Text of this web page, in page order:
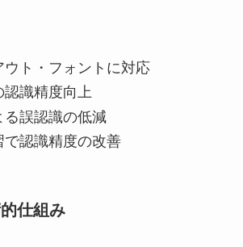
ウト・フォントに対応
識精度向上
る誤認識の低減
で認識精度の改善
仕組み